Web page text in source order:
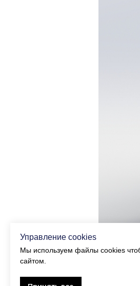
Управление cookies
Мы используем файлы cookies
сайтом.